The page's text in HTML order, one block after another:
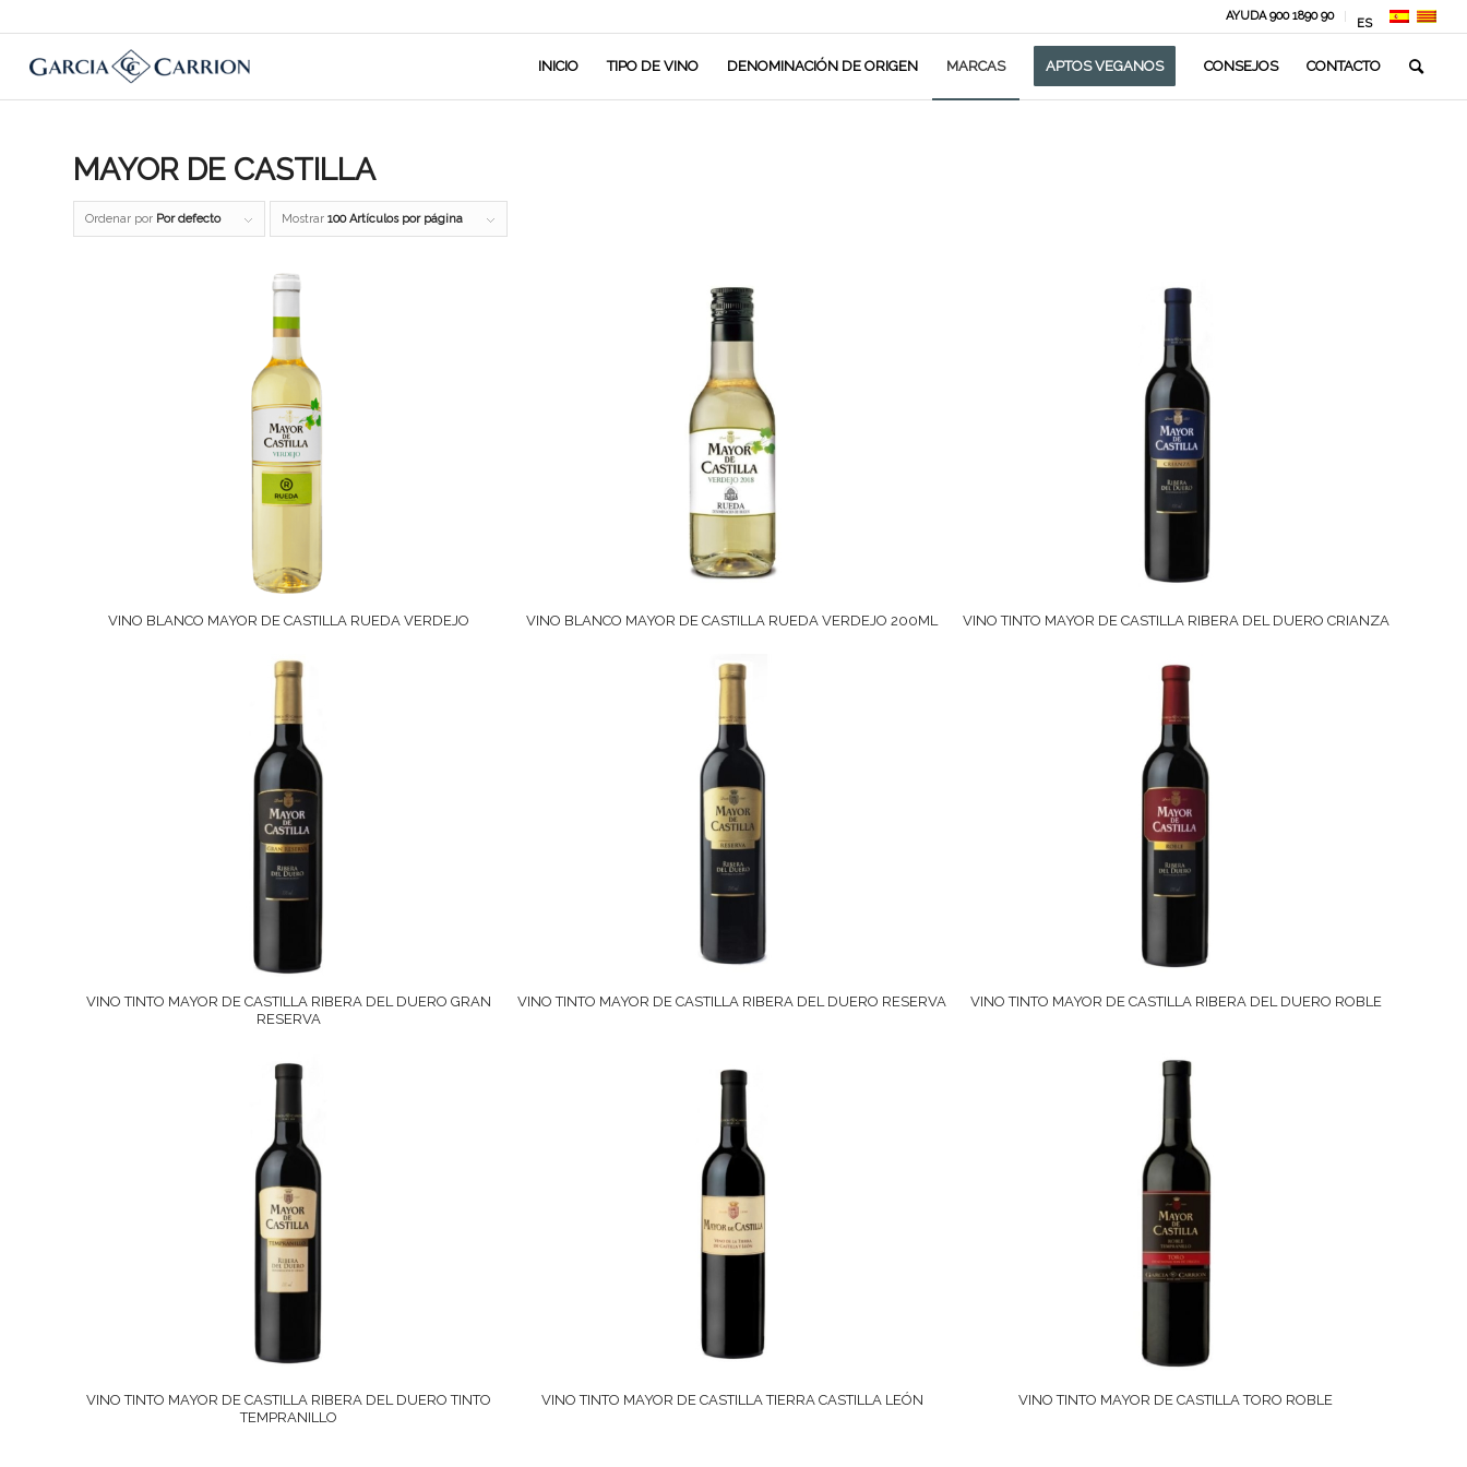
AYUDA 900 1890 90
ES
INICIO TIPO DE VINO DENOMINACIÓN DE ORIGEN MARCAS APTOS VEGANOS CONSEJOS CONTACTO
MAYOR DE CASTILLA
Ordenar por Por defecto Mostrar 100 Artículos por página
VINO BLANCO MAYOR DE CASTILLA RUEDA VERDEJO VINO BLANCO MAYOR DE CASTILLA RUEDA VERDEJO 200ML VINO TINTO MAYOR DE CASTILLA RIBERA DEL DUERO CRIANZA
VINO TINTO MAYOR DE CASTILLA RIBERA DEL DUERO GRAN
RESERVA
VINO TINTO MAYOR DE CASTILLA RIBERA DEL DUERO RESERVA VINO TINTO MAYOR DE CASTILLA RIBERA DEL DUERO ROBLE
VINO TINTO MAYOR DE CASTILLA RIBERA DEL DUERO TINTO
TEMPRANILLO
VINO TINTO MAYOR DE CASTILLA TIERRA CASTILLA LEÓN VINO TINTO MAYOR DE CASTILLA TORO ROBLE